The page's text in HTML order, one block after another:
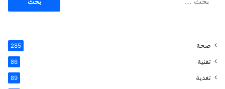
صحة 285
تقنية 86
تغذية 89